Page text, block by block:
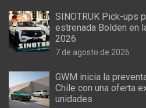
SINOTRUK Pick-ups
estrenada Bolden en
2026
7 de agosto de 2026
GWM inicia la
Chile con una oferta
unidades